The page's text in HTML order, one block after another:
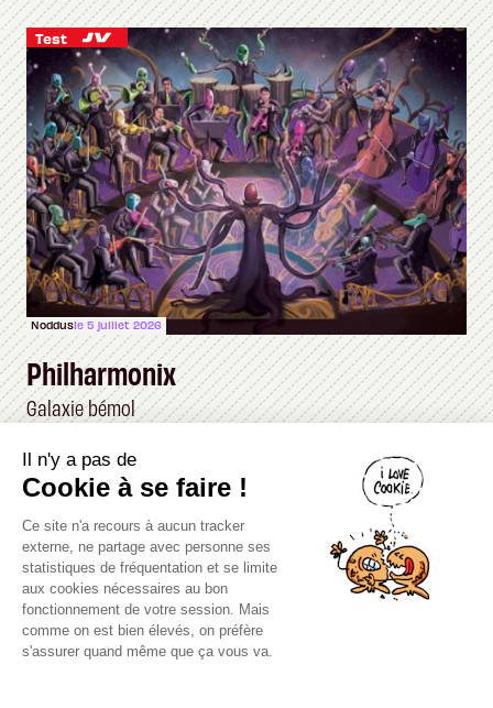
Test
Noddusle 5 juillet 2026
Philharmonix
Galaxie bémol
Canard PC
Kiosque numérique
Boutique
Il n'y a pas de
Cookie à se faire !
Ce site n'a recours à aucun tracker
externe, ne partage avec personne ses
statistiques de fréquentation et se limite
aux cookies nécessaires au bon
fonctionnement de votre session. Mais
comme on est bien élevés, on préfère
s'assurer quand même que ça vous va.